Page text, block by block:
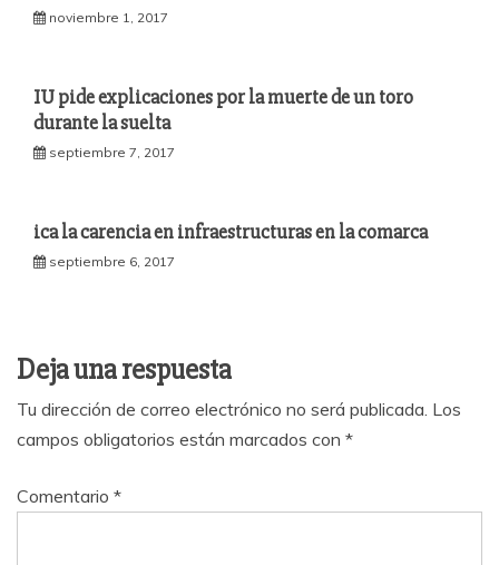
noviembre 1, 2017
IU pide explicaciones por la muerte de un toro
durante la suelta
septiembre 7, 2017
ica la carencia en infraestructuras en la comarca
septiembre 6, 2017
Deja una respuesta
Tu dirección de correo electrónico no será publicada. Los
campos obligatorios están marcados con *
Comentario *